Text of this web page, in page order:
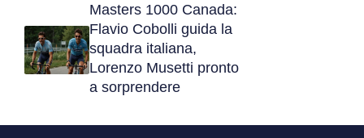
Masters 1000 Canada:
Flavio Cobolli guida la
squadra italiana,
Lorenzo Musetti pronto
a sorprendere